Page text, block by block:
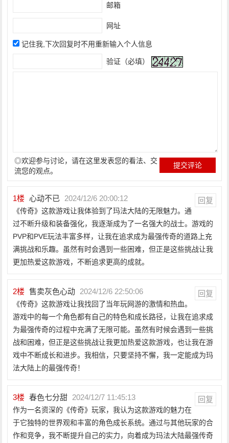
邮箱
网址
记住我,下次回复时不用重新输入个人信息
验证（必填）
◎欢迎参与讨论，请在这里发表您的看法、交
流您的观点。
1楼 心动不已 2024/12/6 20:00:12 回复
《传奇》这款游戏让我体验到了玛法大陆的无限魅力。通
过不断升级和装备强化，我逐渐成为了一名强大的战士。游戏的
PVP和PVE玩法丰富多样，让我在追求成为最强传奇的道路上充
满挑战和乐趣。虽然有时会遇到一些困难，但正是这些挑战让我
更加热爱这款游戏，不断追求更高的成就。
2楼 售卖灰色心动 2024/12/6 22:50:06 回复
《传奇》这款游戏让我找回了当年玩网游的激情和热血。
游戏中的每一个角色都有自己的特色和成长路径，让我在追求成
为最强传奇的过程中充满了无限可能。虽然有时候会遇到一些挑
战和困难，但正是这些挑战让我更加热爱这款游戏，也让我在游
戏中不断成长和进步。我相信，只要坚持不懈，我一定能成为玛
法大陆上的最强传奇！
3楼 春色七分甜 2024/12/7 11:45:13 回复
作为一名资深的《传奇》玩家，我认为这款游戏的魅力在
于它独特的世界观和丰富的角色成长系统。通过与其他玩家的合
作和竞争，我不断提升自己的实力，向着成为玛法大陆最强传奇